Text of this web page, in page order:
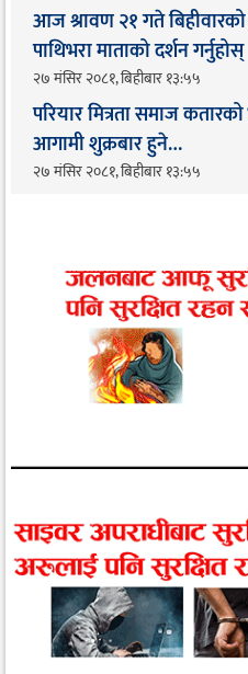
आज श्रावण २१ गते
पाथिभरा माताको दर्शन गर्नुहोस्
२७ मंसिर २०८१, बिहीबार १३:५५
परियार मित्रता समाज
आगामी शुक्रबार हुने…
२७ मंसिर २०८१, बिहीबार १३:५५